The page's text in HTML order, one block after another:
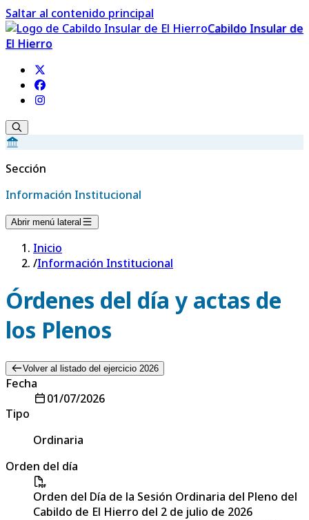
Saltar al contenido principal
Cabildo Insular de
El Hierro
Sección
Información Institucional
Abrir menú lateral
Inicio
/Información Institucional
Órdenes del día y actas de
los Plenos
Volver al listado del ejercicio 2026
Fecha
01/07/2026
Tipo
Ordinaria
Orden del día
Orden del Día de la Sesión Ordinaria del Pleno del
Cabildo de El Hierro del 2 de julio de 2026